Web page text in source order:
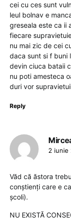
cei cu ces sunt
leul bolnav e
greseala este ca ii
fiecare
nu mai zic de cei
daca sunt si f buni
devin ciuca bataii
nu poti amesteca
duri vor
Reply
2 iunie
Văd că ăstora
conștienți care e
școli).
NU EXISTĂ